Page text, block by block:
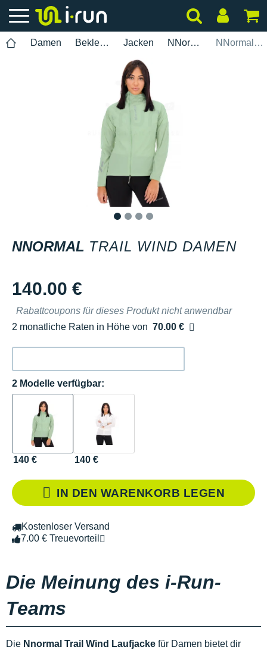
Damen Bekleidung Jacken NNormal NNormal Trail Wind Damen
NNORMAL TRAIL WIND DAMEN
140.00 €
Rabattcoupons für dieses Produkt nicht anwendbar
2 monatliche Raten in Höhe von 70.00 €
Ohne Zusatzkosten
2 Modelle verfügbar:
140 € 140 €
IN DEN WARENKORB LEGEN
Kostenloser Versand
7.00 € Treuevorteil
Die Meinung des i-Run-
Teams
Die Nnormal Trail Wind Laufjacke für Damen bietet dir